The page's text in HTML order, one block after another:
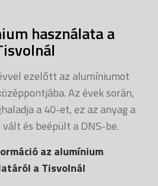
használata a
ezelőtt az alumíniumot
Az évek során,
a 40-et, ez az anyag a
és beépült a DNS-be.
az alumínium
a Tisvolnál